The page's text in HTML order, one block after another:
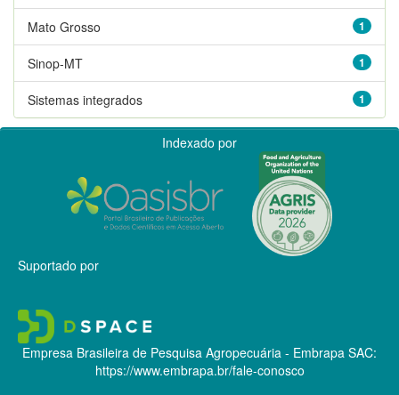
1
Mato Grosso
1
Sinop-MT
1
Sistemas integrados
Indexado por
Suportado por
Empresa Brasileira de Pesquisa Agropecuária - Embrapa SAC:
https://www.embrapa.br/fale-conosco